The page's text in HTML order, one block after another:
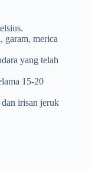
garam, merica
yang telah
15-20
dan irisan jeruk